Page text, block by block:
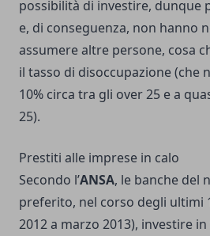
possibilità di investire, dunque
e, di conseguenza, non hanno
assumere altre persone, cosa
il tasso di disoccupazione (che
10% circa tra gli over 25 e a
25).
Prestiti alle imprese in calo
Secondo l’ANSA, le banche del
preferito, nel corso degli ultimi
2012 a marzo 2013), investire